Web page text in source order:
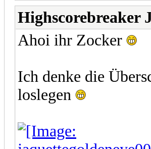
Highscorebreaker
Ahoi ihr Zocker
Ich denke die
loslegen